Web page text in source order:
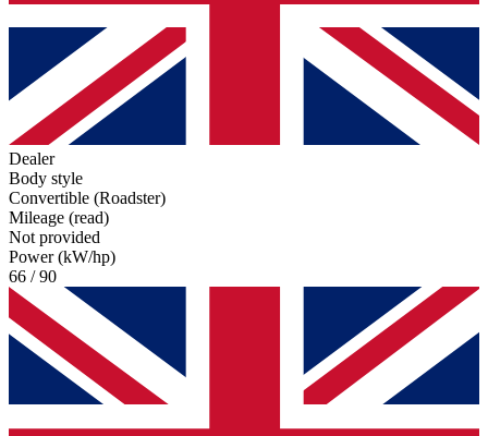
Dealer
Body style
Convertible (Roadster)
Mileage (read)
Not provided
Power (kW/hp)
66 / 90